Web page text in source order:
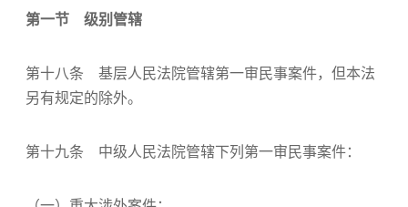
第一节 级别管辖
第十八条 基层人民法院管辖第一审民事案件，但本法
另有规定的除外。
第十九条 中级人民法院管辖下列第一审民事案件：